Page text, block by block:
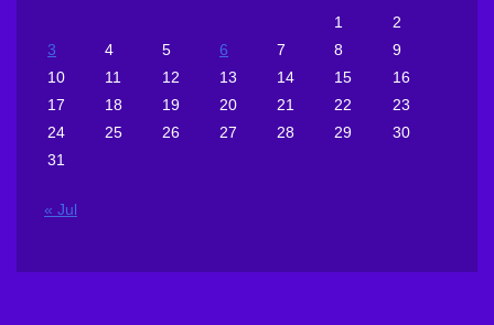
1
2
3
4 5 6 7 8
9
10
11 12 13 14 15
16
17
18 19 20 21 22
23
24
25 26 27 28 29
30
31
« Jul